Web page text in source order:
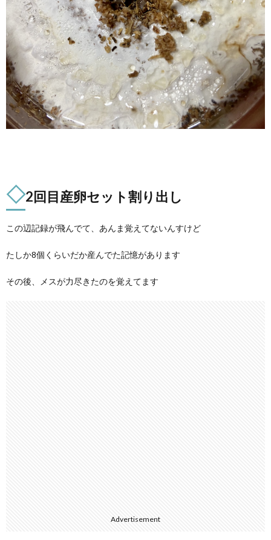
◇2回目産卵セット割り出し
この辺記録が飛んでて、あんま覚えてないんすけど
たしか8個くらいだか産んでた記憶があります
その後、メスが力尽きたのを覚えてます
Advertisement